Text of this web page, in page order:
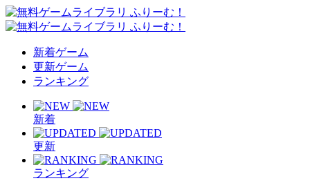
新着ゲーム
更新ゲーム
ランキング
新着
更新
ランキング